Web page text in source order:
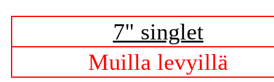
7" singlet
Muilla levyillä